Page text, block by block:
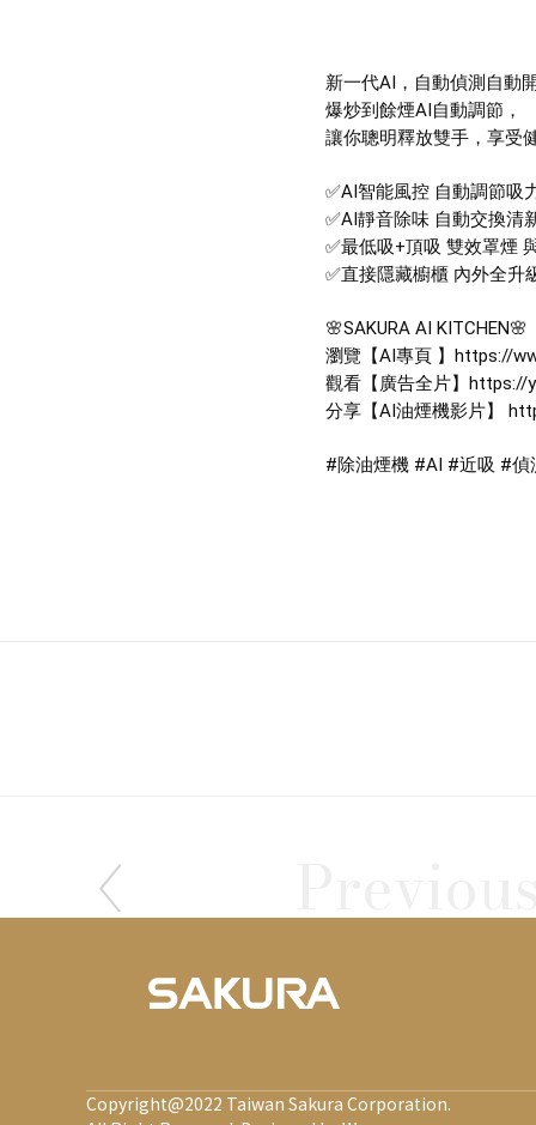
新一代AI，自動偵測自動
爆炒到餘煙AI自動調節，
讓你聰明釋放雙手，享受
✅AI智能風控 自動調節吸
✅AI靜音除味 自動交換
✅最低吸+頂吸 雙效罩煙
✅直接隱藏櫥櫃 內外全升
🌸SAKURA AI KITCHEN🌸
瀏覽【AI專頁 】https://
觀看【廣告全片】https://
分享【AI油煙機影片】
#除油煙機 #AI #近吸 #偵
全面智勝篇
Copyright@2022 Taiwan Sakura Corporation.